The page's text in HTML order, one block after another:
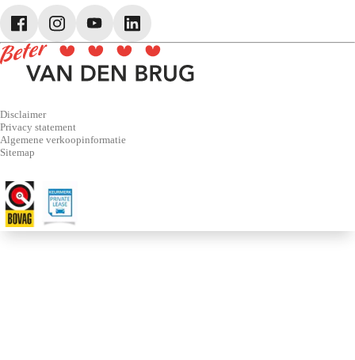
Volkswagen Bedrijfswagens
Disclaimer
Privacy statement
Algemene verkoopinformatie
Sitemap